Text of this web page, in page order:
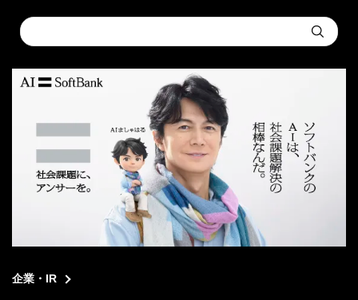
Conduct
a
Submit
企業・IR